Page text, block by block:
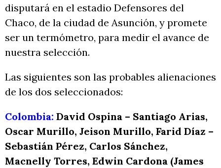
disputará en el estadio Defensores del
Chaco, de la ciudad de Asunción, y promete
ser un termómetro, para medir el avance de
nuestra selección.
Las siguientes son las probables alienaciones
de los dos seleccionados:
Colombia: David Ospina – Santiago Arias,
Oscar Murillo, Jeison Murillo, Farid Díaz –
Sebastián Pérez, Carlos Sánchez,
Macnelly Torres, Edwin Cardona (James